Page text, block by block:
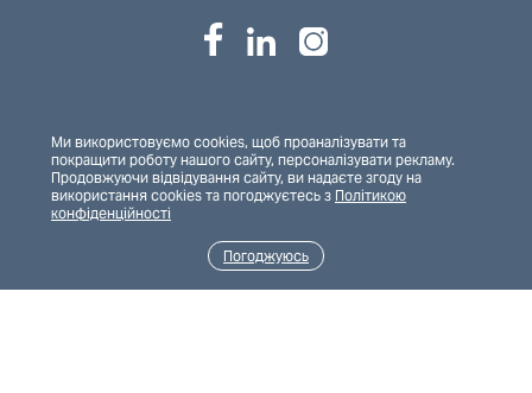
Дім реквізиту Teleportal
Полiтика конфiденцiйностi
Ми використовуємо cookies, щоб проаналізувати та
покращити роботу нашого сайту, персоналізувати рекламу.
Продовжуючи відвідування сайту, ви надаєте згоду на
використання cookies та погоджуєтесь з Політикою
конфіденційності
Погоджуюсь